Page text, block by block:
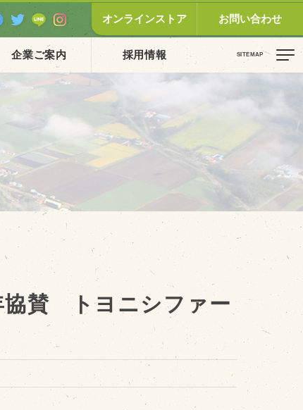
企業ご案内 採用情報
オンラインストア お問い合わせ
協賛 トヨニシファー
らせ
様の声
ジナル投稿レシピ
帯広の観光
の仕事
ご紹介